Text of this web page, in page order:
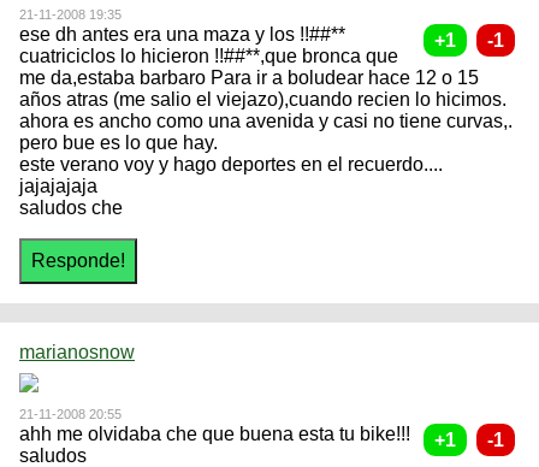
21-11-2008 19:35
ese dh antes era una maza y los !!##**
cuatriciclos lo hicieron !!##**,que bronca que
me da,estaba barbaro Para ir a boludear hace 12 o 15
años atras (me salio el viejazo),cuando recien lo hicimos.
ahora es ancho como una avenida y casi no tiene curvas,.
pero bue es lo que hay.
este verano voy y hago deportes en el recuerdo....
jajajajaja
saludos che
marianosnow
21-11-2008 20:55
ahh me olvidaba che que buena esta tu bike!!!
saludos